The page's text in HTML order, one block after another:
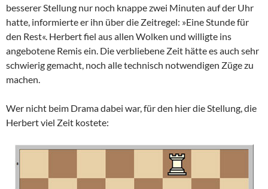
besserer Stellung nur noch knappe zwei Minuten auf der Uhr
hatte, informierte er ihn über die Zeitregel: »Eine Stunde für
den Rest«. Herbert fiel aus allen Wolken und willigte ins
angebotene Remis ein. Die verbliebene Zeit hätte es auch sehr
schwierig gemacht, noch alle technisch notwendigen Züge zu
machen.
Wer nicht beim Drama dabei war, für den hier die Stellung, die
Herbert viel Zeit kostete: